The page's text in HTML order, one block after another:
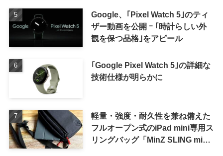
Google、｢Pixel Watch 5｣のティ
ザー動画を公開 ｰ ｢時計らしい外
観を保つ品格｣をアピール
｢Google Pixel Watch 5｣の詳細な
技術仕様が明らかに
軽量・強度・耐久性を兼ね備えた
フルオープン式のiPad mini専用ス
リングバッグ「MinZ SLING mini